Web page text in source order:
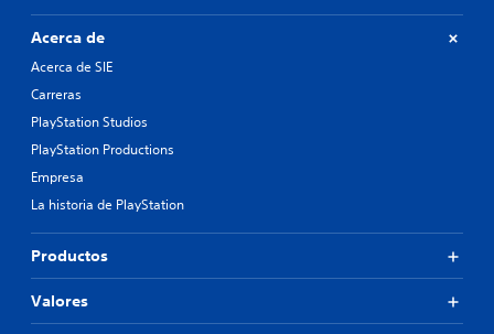
Acerca de
Acerca de SIE
Carreras
PlayStation Studios
PlayStation Productions
Empresa
La historia de PlayStation
Productos
Valores